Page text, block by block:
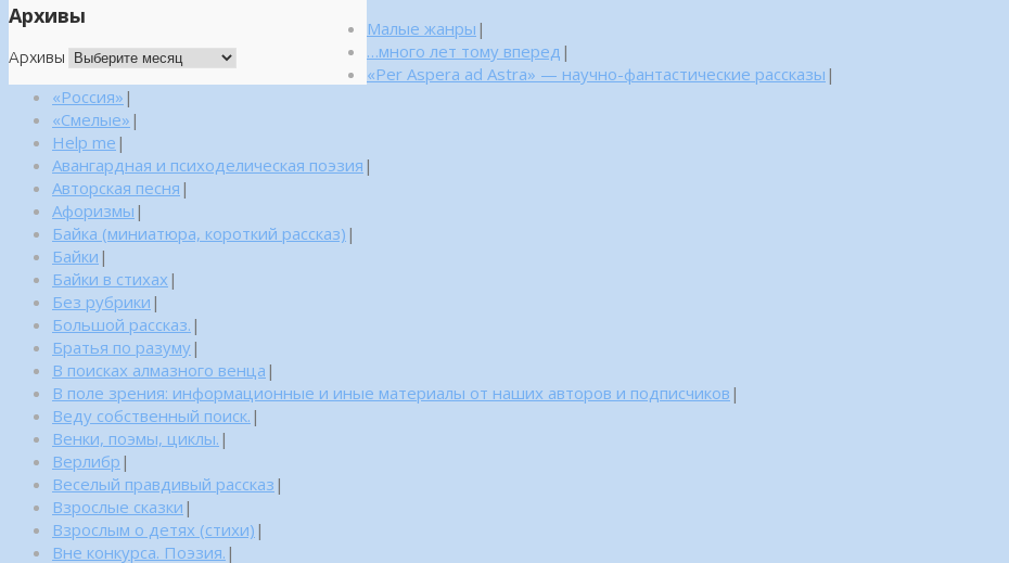
Архивы
Архивы
Малые жанры |
…много лет тому вперед |
«Per Aspera ad Astra» — научно-фантастические рассказы |
«Россия» |
«Смелые» |
Help me |
Авангардная и психоделическая поэзия |
Авторская песня |
Афоризмы |
Байка (миниатюра, короткий рассказ) |
Байки |
Байки в стихах |
Без рубрики |
Большой рассказ. |
Братья по разуму|
В поисках алмазного венца |
В поле зрения: информационные и иные материалы от наших авторов и подписчиков |
Веду собственный поиск. |
Венки, поэмы, циклы. |
Верлибр |
Веселый правдивый рассказ |
Взрослые сказки |
Взрослым о детях (стихи) |
Вне конкурса. Поэзия. |